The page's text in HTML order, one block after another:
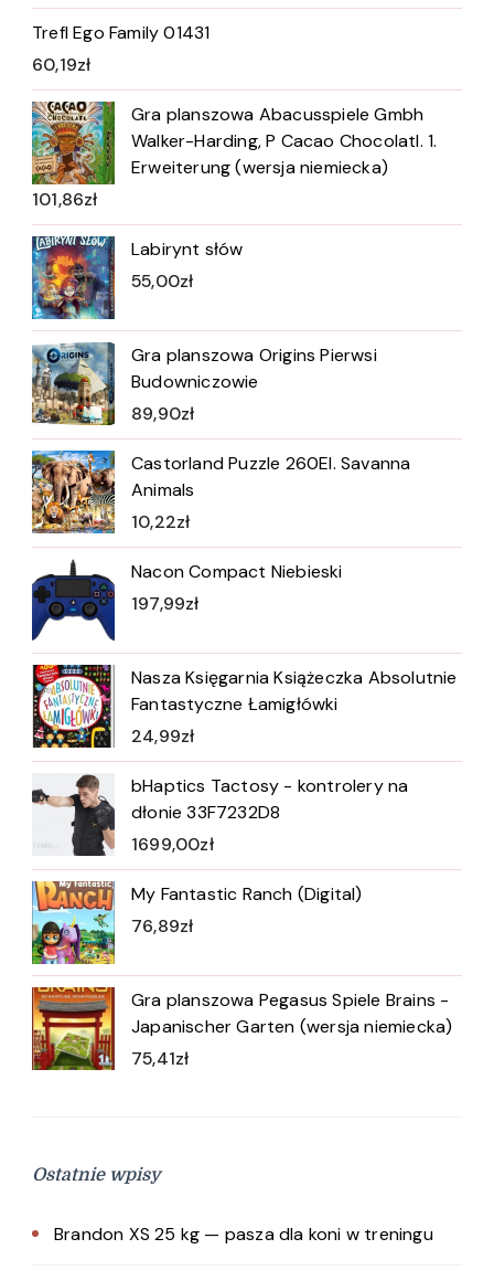
Trefl Ego Family 01431
60,19zł
Gra planszowa Abacusspiele Gmbh
Walker-Harding, P Cacao Chocolatl. 1.
Erweiterung (wersja niemiecka)
101,86zł
Labirynt słów
55,00zł
Gra planszowa Origins Pierwsi
Budowniczowie
89,90zł
Castorland Puzzle 260El. Savanna
Animals
10,22zł
Nacon Compact Niebieski
197,99zł
Nasza Księgarnia Książeczka Absolutnie
Fantastyczne Łamigłówki
24,99zł
bHaptics Tactosy - kontrolery na
dłonie 33F7232D8
1699,00zł
My Fantastic Ranch (Digital)
76,89zł
Gra planszowa Pegasus Spiele Brains -
Japanischer Garten (wersja niemiecka)
75,41zł
Ostatnie wpisy
Brandon XS 25 kg — pasza dla koni w treningu